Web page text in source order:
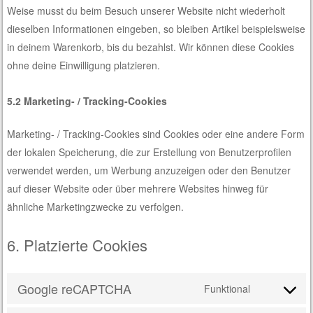
Weise musst du beim Besuch unserer Website nicht wiederholt
dieselben Informationen eingeben, so bleiben Artikel beispielsweise
in deinem Warenkorb, bis du bezahlst. Wir können diese Cookies
ohne deine Einwilligung platzieren.
5.2 Marketing- / Tracking-Cookies
Marketing- / Tracking-Cookies sind Cookies oder eine andere Form
der lokalen Speicherung, die zur Erstellung von Benutzerprofilen
verwendet werden, um Werbung anzuzeigen oder den Benutzer
auf dieser Website oder über mehrere Websites hinweg für
ähnliche Marketingzwecke zu verfolgen.
6. Platzierte Cookies
Google reCAPTCHA Funktional
Consent